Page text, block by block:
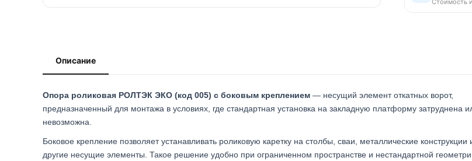
Стоимость
Описание
Опора роликовая РОЛТЭК ЭКО (код 005) с боковым креплением — несущий элемент откатных ворот,
предназначенный для монтажа в условиях, где стандартная установка на закладную платформу затруднена
невозможна.
Боковое крепление позволяет устанавливать роликовую каретку на столбы, сваи, металлические конструкции
другие несущие элементы. Такое решение удобно при ограниченном пространстве и нестандартной